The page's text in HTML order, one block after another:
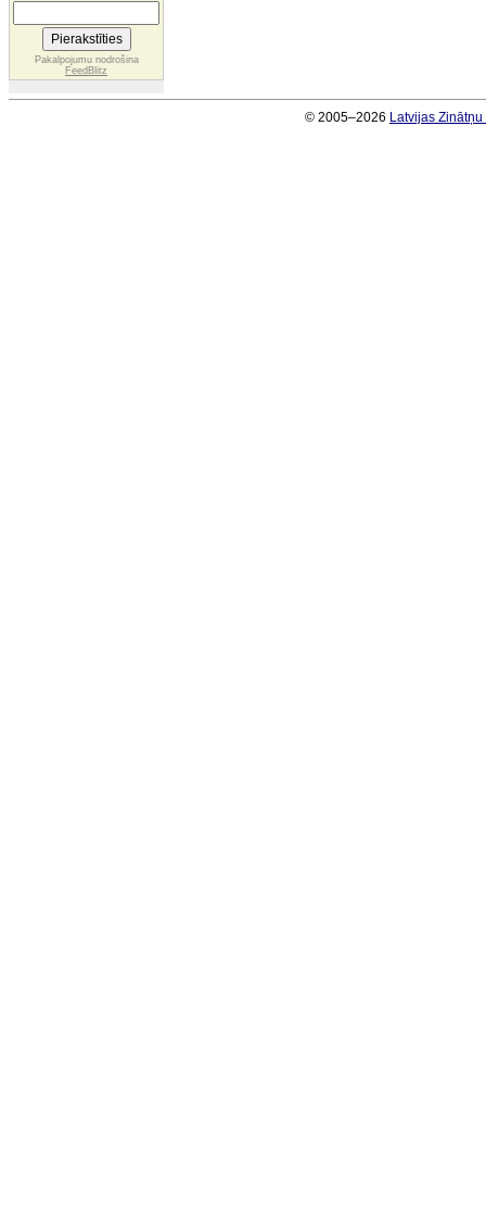
Pakalpojumu nodrošina
FeedBlitz
© 2005–2026 Latvijas